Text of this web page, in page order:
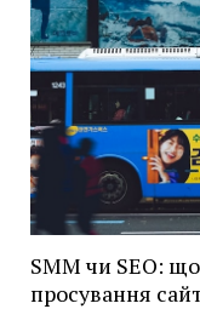
SMM чи SEO:
просування